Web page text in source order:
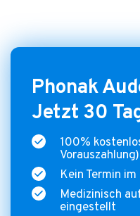
Phonak
Jetzt 30
100%
Vorauszahlung)
Kein Termin
Medizinisch
eingestellt